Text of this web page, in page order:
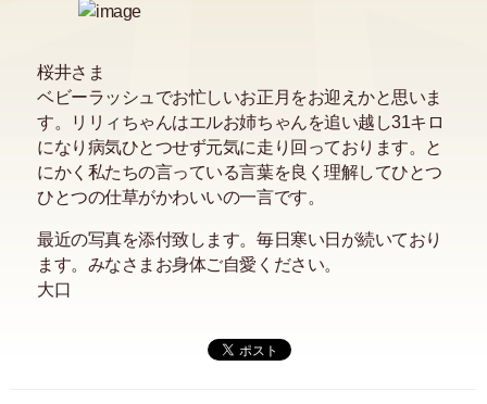
桜井さま
ベビーラッシュでお忙しいお正月をお迎えかと思いま
す。リリィちゃんはエルお姉ちゃんを追い越し31キロ
になり病気ひとつせず元気に走り回っております。と
にかく私たちの言っている言葉を良く理解してひとつ
ひとつの仕草がかわいいの一言です。
最近の写真を添付致します。毎日寒い日が続いており
ます。みなさまお身体ご自愛ください。
大口